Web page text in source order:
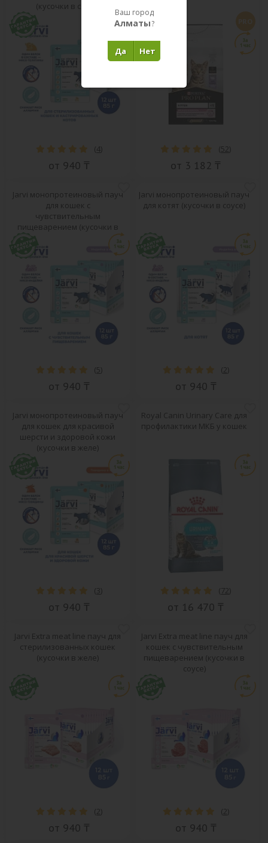
(кусочки в соусе)
(4)
от 940 ₸
(52)
от 3 182 ₸
Jarvi монопротеиновый пауч
для кошек с
чувствительным
пищеварением (кусочки в
(5)
от 940 ₸
Jarvi монопротеиновый пауч
для котят (кусочки в соусе)
(2)
от 940 ₸
Jarvi монопротеиновый пауч
для кошек для красивой
шерсти и здоровой кожи
(кусочки в желе)
( 3)
от 940 ₸
Royal Canin Urinary Care для
профилактики МКБ у кошек
( 72)
от 16 470 ₸
Jarvi Extra meat line пауч для
стерилизованных кошек
(кусочки в желе)
(2)
от 940 ₸
Jarvi Extra meat line пауч для
кошек с чувствительным
пищеварением (кусочки в
соусе)
(2)
от 940 ₸
Ваш город
Алматы?
Нет
Да